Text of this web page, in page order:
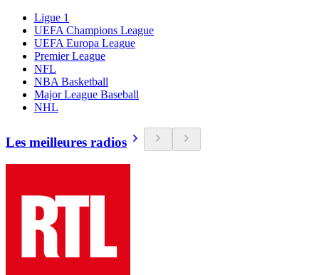
Ligue 1
UEFA Champions League
UEFA Europa League
Premier League
NFL
NBA Basketball
Major League Baseball
NHL
Les meilleures radios